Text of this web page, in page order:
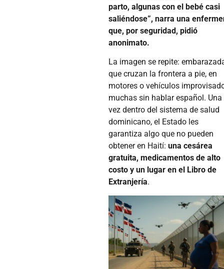
parto, algunas con el bebé casi
saliéndose”, narra una
que, por seguridad, pidió
anonimato.
La imagen se repite:
que cruzan la frontera a pie, en
motores o vehículos
muchas sin hablar español. Una
vez dentro del sistema de salud
dominicano, el Estado les
garantiza algo que no pueden
obtener en Haití: una cesárea
gratuita, medicamentos de alto
costo y un lugar en el Libro de
Extranjería.